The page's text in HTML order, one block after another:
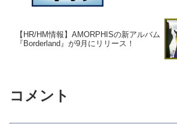
【HR/HM情報】AMORPHISの新アルバム
『Borderland』が9月にリリース！
コメント